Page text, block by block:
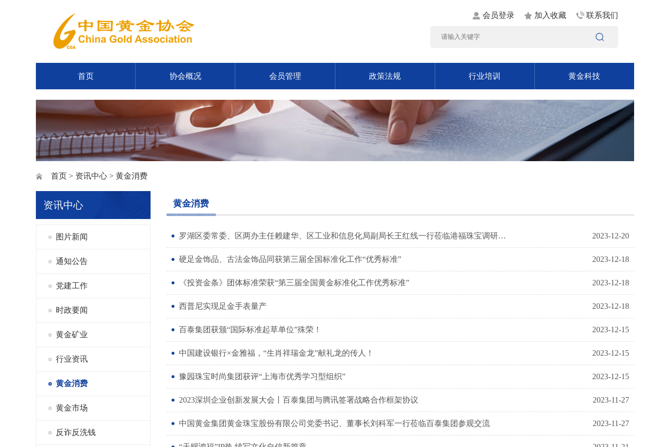
会员登录 加入收藏 联系我们
首页 协会概况 会员管理 政策法规 行业培训 黄金科技
首页 > 资讯中心 > 黄金消费
资讯中心
图片新闻
通知公告
党建工作
时政要闻
黄金矿业
行业资讯
黄金消费
黄金市场
反诈反洗钱
黄金消费
罗湖区委常委、区两办主任赖建华、区工业和信息化局副局长王红线一行莅临港福珠宝调研指导 2023-12-20
硬足金饰品、古法金饰品同获第三届全国标准化工作“优秀标准” 2023-12-18
《投资金条》团体标准荣获“第三届全国黄金标准化工作优秀标准” 2023-12-18
西普尼实现足金手表量产 2023-12-18
百泰集团获颁“国际标准起草单位”殊荣！ 2023-12-15
中国建设银行×金雅福，“生肖祥瑞金龙”献礼龙的传人！ 2023-12-15
豫园珠宝时尚集团获评“上海市优秀学习型组织” 2023-12-15
2023深圳企业创新发展大会丨百泰集团与腾讯签署战略合作框架协议 2023-11-27
中国黄金集团黄金珠宝股份有限公司党委书记、董事长刘科军一行莅临百泰集团参观交流 2023-11-27